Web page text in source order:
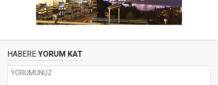
HABERE YORUM KAT